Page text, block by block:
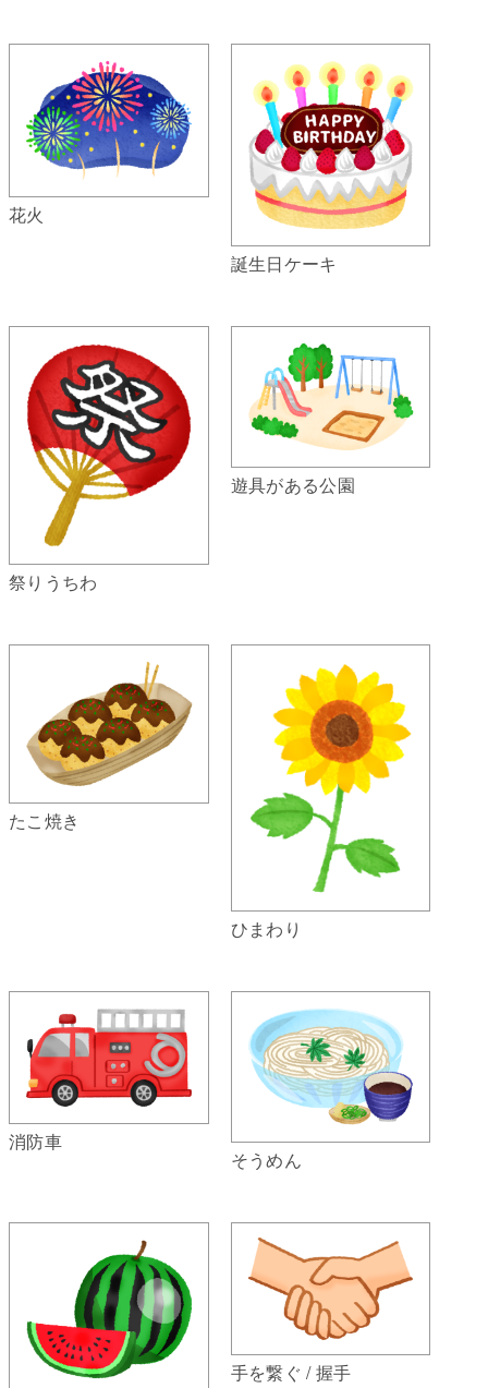
花火
誕生日ケーキ
祭りうちわ
遊具がある公園
たこ焼き
ひまわり
消防車
そうめん
手を繋ぐ / 握手